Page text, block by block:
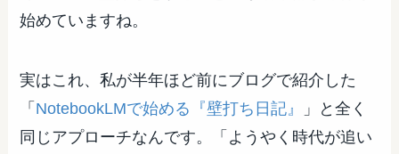
始めていますね。
実はこれ、私が半年ほど前にブログで紹介した
「 NotebookLMで始める『壁打ち日記』
」と全く
同じアプローチなんです。「ようやく時代が追い